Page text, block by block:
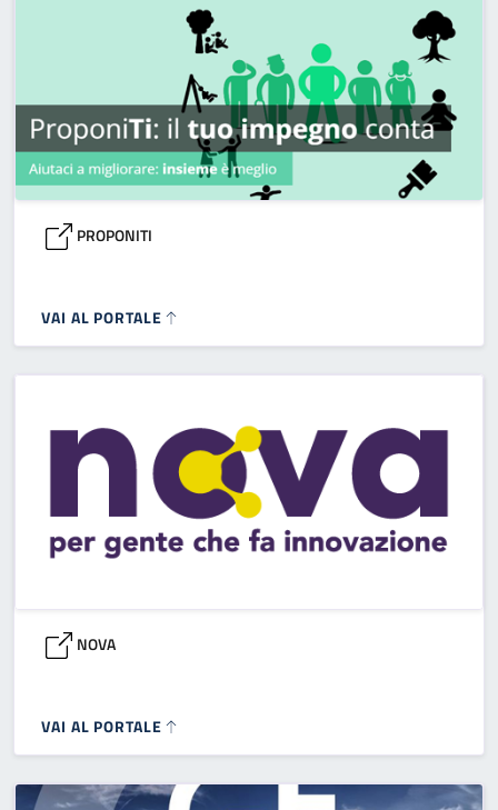
PROPONITI
VAI AL PORTALE
NOVA
VAI AL PORTALE